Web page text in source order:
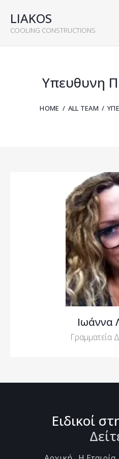
LIAKOS
COOLING CONSTRUCTIONS
Υπευθυνη
HOME ALL TEAM
Ιωάννα
Γραμματεία
Ειδικοί
Δεί